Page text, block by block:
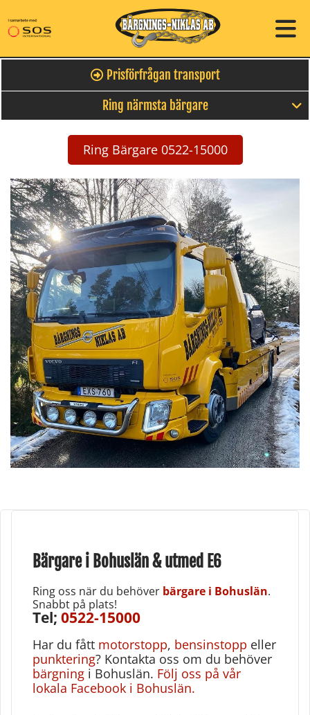
Prisförfrågan transport
Ring närmsta bärgare
Ring Bärgare 0522-15000
Bärgare i Bohuslän & utmed E6
Ring oss när du behöver bärgare i Bohuslän.
Snabbt på plats!
Tel; 0522-15000
Har du fått motorstopp, bensinstopp eller
punktering? Kontakta oss om du behöver
bärgning i Bohuslän. Följ oss på vår
lokala Facebook i Bohuslän.